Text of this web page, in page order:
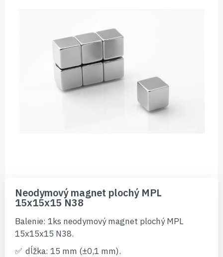
začiatok
galérie
Neodymový magnet plochý MPL
15x15x15 N38
Balenie: 1ks neodymový magnet plochý MPL
15x15x15 N38.
dĺžka: 15 mm (±0,1 mm).